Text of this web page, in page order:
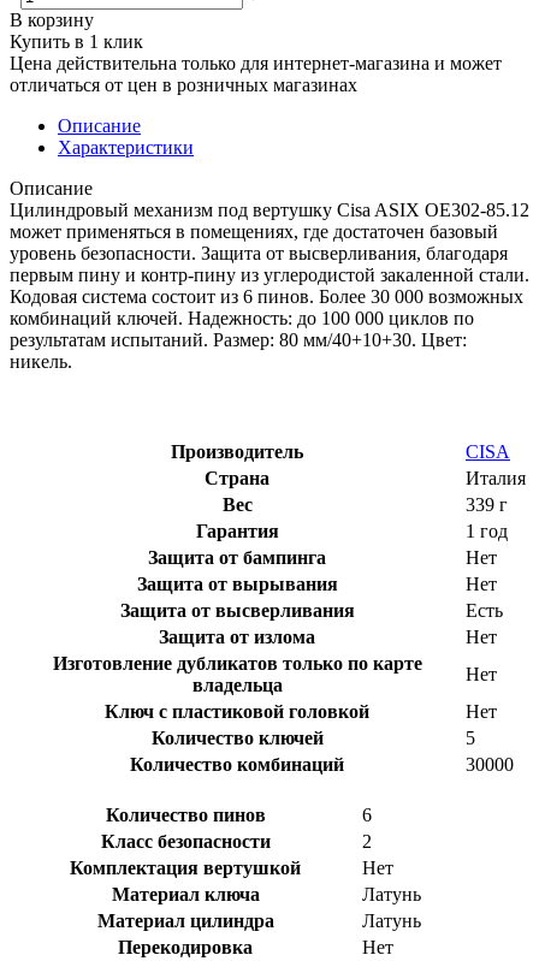
В корзину
Купить в 1 клик
Цена действительна только для интернет-магазина и может
отличаться от цен в розничных магазинах
Описание
Характеристики
Описание
Цилиндровый механизм под вертушку Cisa ASIX OE302-85.12
может применяться в помещениях, где достаточен базовый
уровень безопасности. Защита от высверливания, благодаря
первым пину и контр-пину из углеродистой закаленной стали.
Кодовая система состоит из 6 пинов. Более 30 000 возможных
комбинаций ключей. Надежность: до 100 000 циклов по
результатам испытаний. Размер: 80 мм/40+10+30. Цвет:
никель.
Производитель
CISA
Страна
Италия
Вес
339 г
Гарантия
1 год
Защита от бампинга
Нет
Защита от вырывания
Нет
Защита от высверливания
Есть
Защита от излома
Нет
Изготовление дубликатов только по карте
владельца
Нет
Ключ с пластиковой головкой
Нет
Количество ключей
5
Количество комбинаций
30000
Количество пинов
6
Класс безопасности
2
Комплектация вертушкой
Нет
Материал ключа
Латунь
Материал цилиндра
Латунь
Перекодировка
Нет